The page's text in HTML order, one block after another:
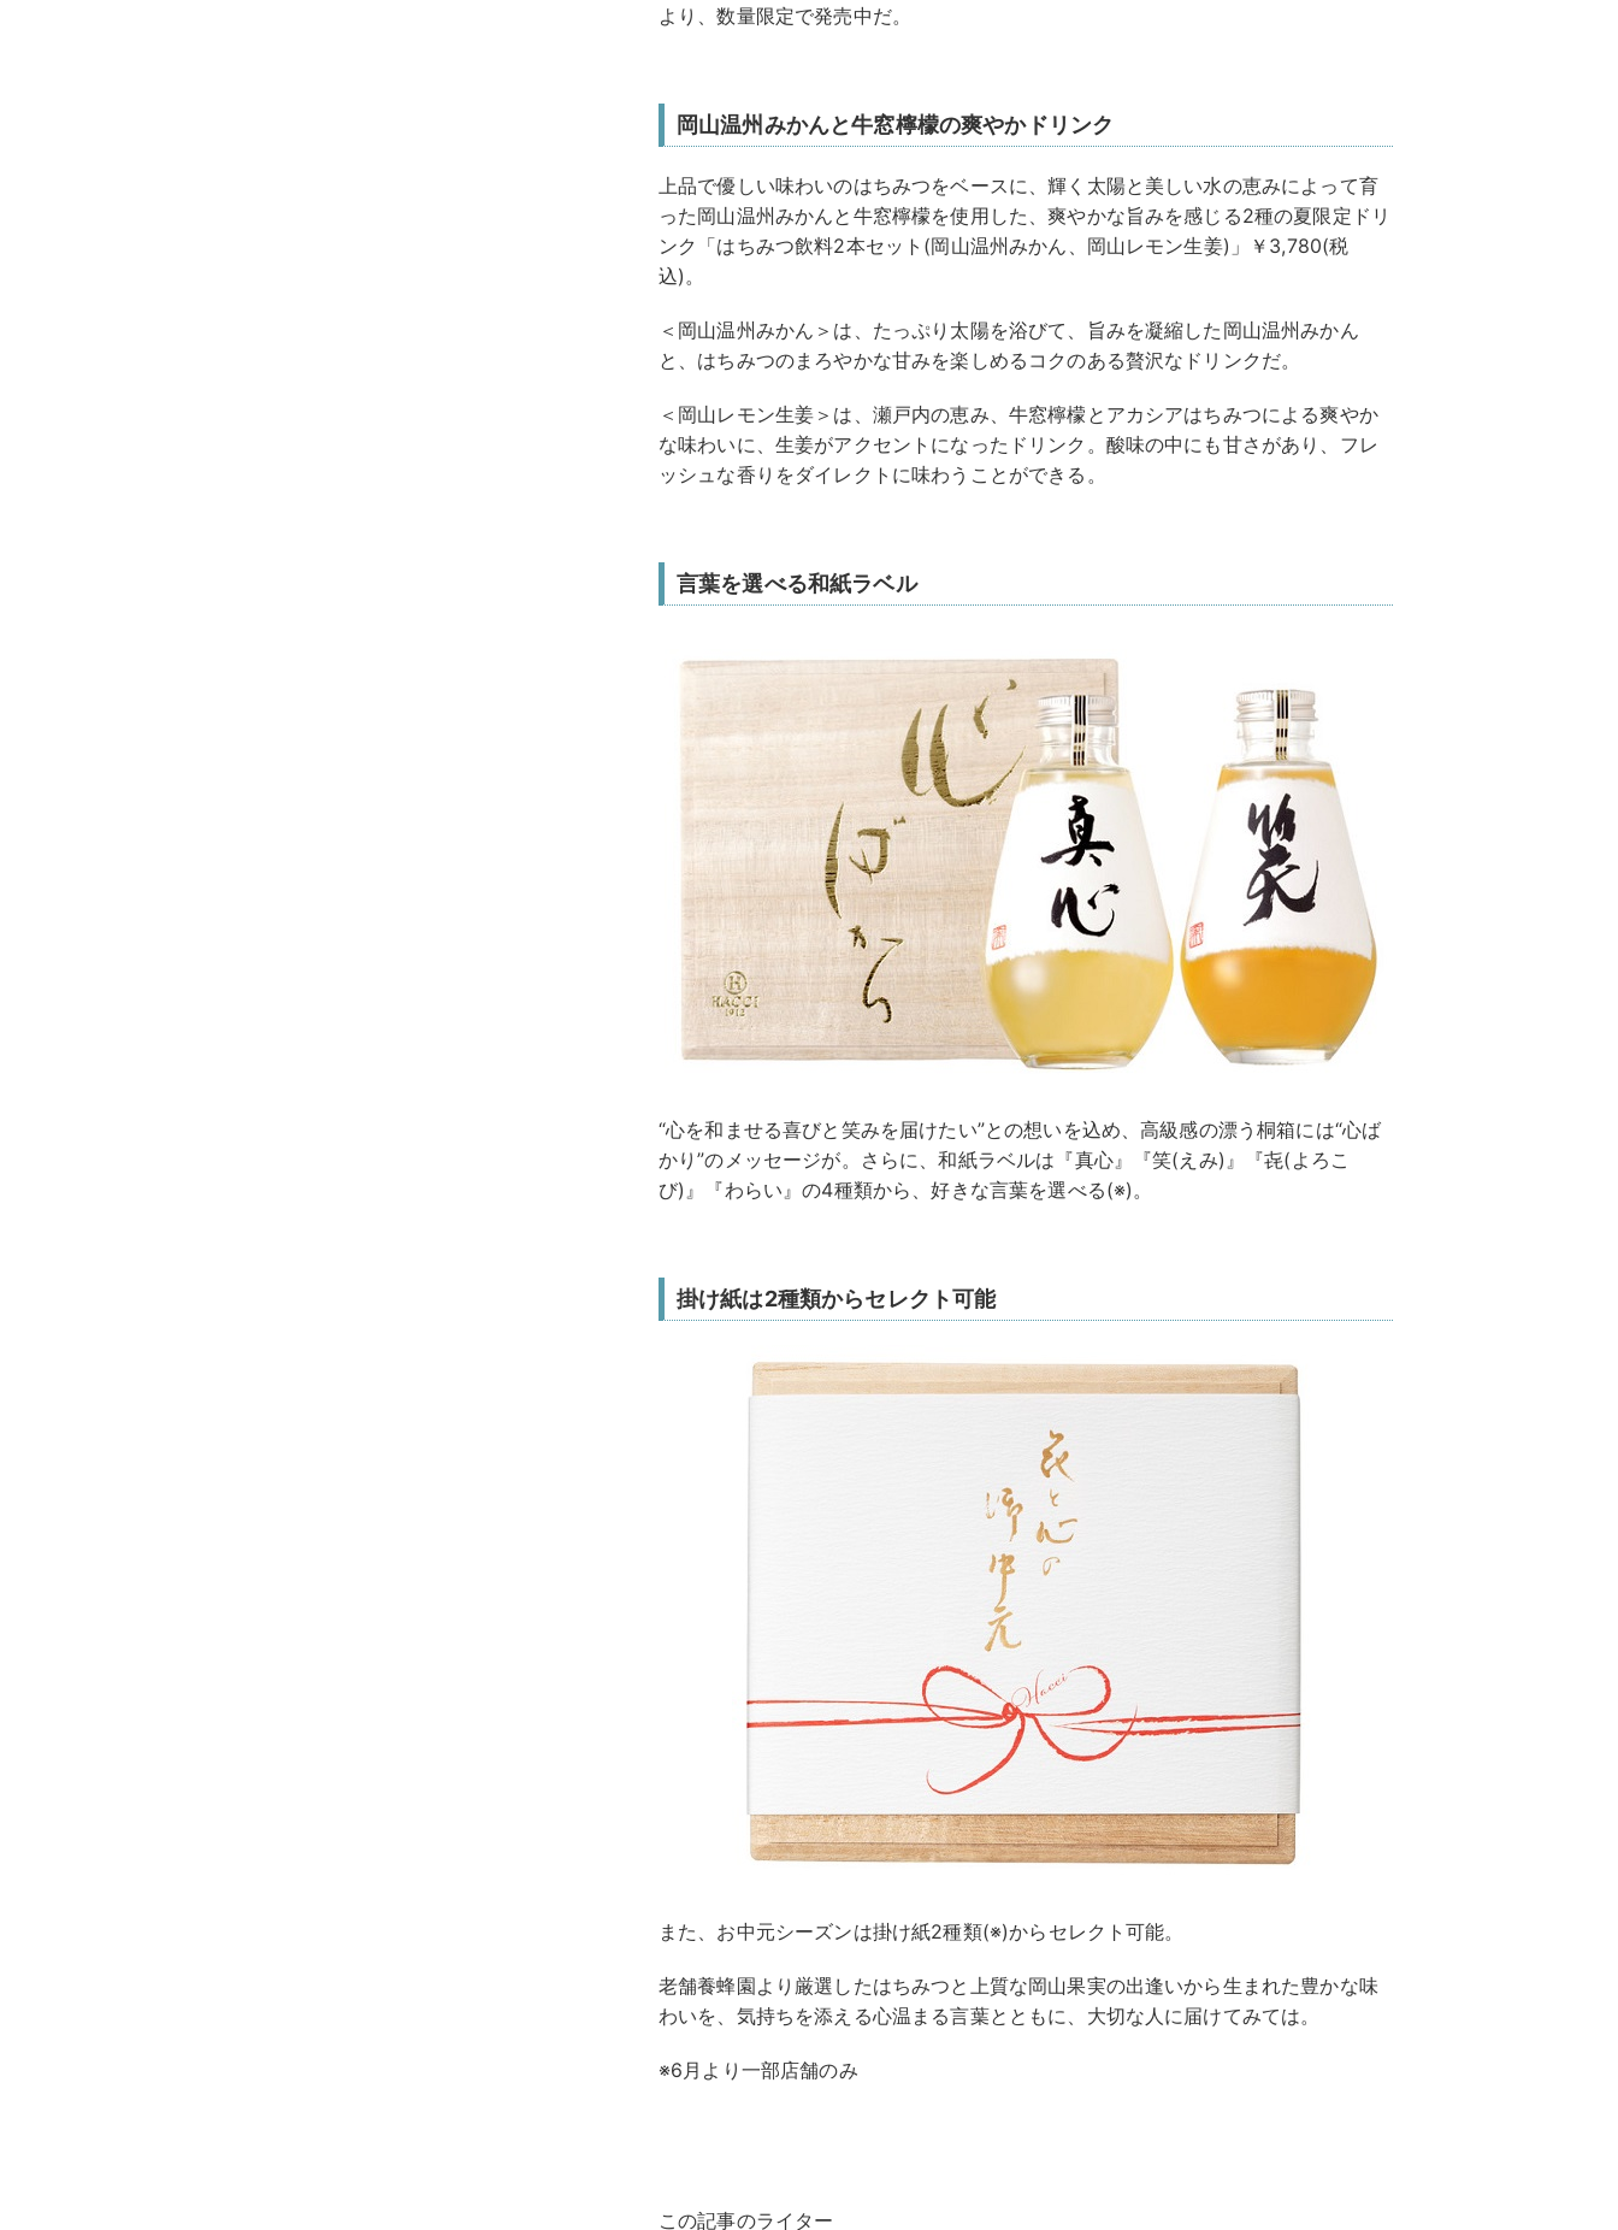
より、数量限定で発売中だ。
岡山温州みかんと牛窓檸檬の爽やかドリンク
上品で優しい味わいのはちみつをベースに、輝く太陽と美しい水の恵みによって育
った岡山温州みかんと牛窓檸檬を使用した、爽やかな旨みを感じる2種の夏限定ドリ
ンク「はちみつ飲料2本セット(岡山温州みかん、岡山レモン生姜)」￥3,780(税
込)。
＜岡山温州みかん＞は、たっぷり太陽を浴びて、旨みを凝縮した岡山温州みかん
と、はちみつのまろやかな甘みを楽しめるコクのある贅沢なドリンクだ。
＜岡山レモン生姜＞は、瀬戸内の恵み、牛窓檸檬とアカシアはちみつによる爽やか
な味わいに、生姜がアクセントになったドリンク。酸味の中にも甘さがあり、フレ
ッシュな香りをダイレクトに味わうことができる。
言葉を選べる和紙ラベル
“心を和ませる喜びと笑みを届けたい”との想いを込め、高級感の漂う桐箱には“心ば
かり”のメッセージが。さらに、和紙ラベルは『真心』『笑(えみ)』『㐂(よろこ
び)』『わらい』の4種類から、好きな言葉を選べる(※)。
掛け紙は2種類からセレクト可能
また、お中元シーズンは掛け紙2種類(※)からセレクト可能。
老舗養蜂園より厳選したはちみつと上質な岡山果実の出逢いから生まれた豊かな味
わいを、気持ちを添える心温まる言葉とともに、大切な人に届けてみては。
※6月より一部店舗のみ
この記事のライター